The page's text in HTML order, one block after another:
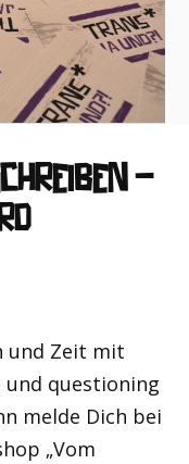
–
und Zeit mit
questioning
melde Dich bei
„Vom